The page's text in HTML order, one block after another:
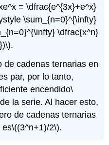
= \dfrac{e^{3x}+e^x}
\sum_{n=0}^{\infty}
\dfrac{x^n}
.
de cadenas ternarias en
par, por lo tanto,
encendido\
la serie. Al hacer esto,
de cadenas ternarias
es\((3^n+1)/2\).